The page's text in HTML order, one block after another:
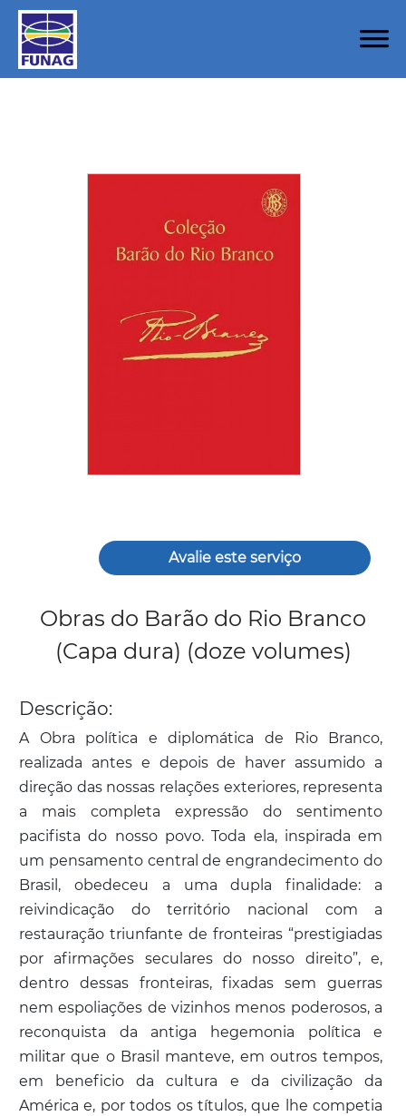
Avalie este serviço
Obras do Barão do Rio Branco
(Capa dura) (doze volumes)
Descrição:
A Obra política e diplomática de Rio Branco,
realizada antes e depois de haver assumido a
direção das nossas relações exteriores, representa
a mais completa expressão do sentimento
pacifista do nosso povo. Toda ela, inspirada em
um pensamento central de engrandecimento do
Brasil, obedeceu a uma dupla finalidade: a
reivindicação do território nacional com a
restauração triunfante de fronteiras “prestigiadas
por afirmações seculares do nosso direito”, e,
dentro dessas fronteiras, fixadas sem guerras
nem espoliações de vizinhos menos poderosos, a
reconquista da antiga hegemonia política e
militar que o Brasil manteve, em outros tempos,
em beneficio da cultura e da civilização da
América e, por todos os títulos, que lhe competia